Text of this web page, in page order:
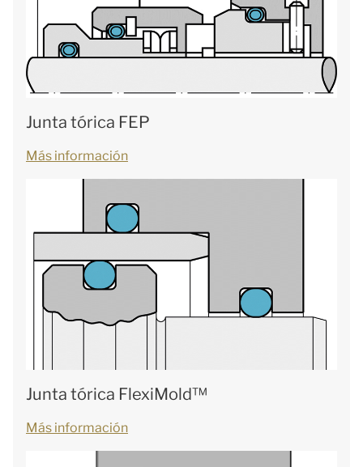
Junta tórica FEP
Más información
Junta tórica FlexiMold™
Más información